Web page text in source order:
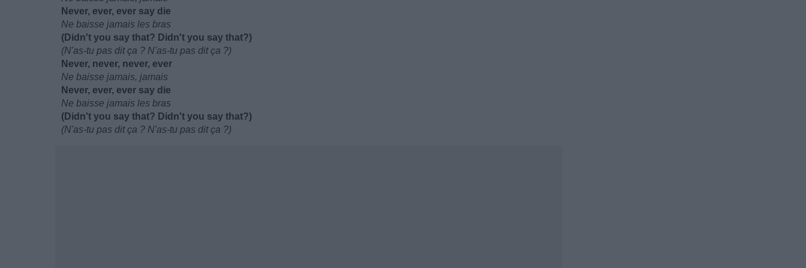
Never, ever, ever say die
Ne baisse jamais les bras
(Didn't you say that? Didn't you say that?)
(N'as-tu pas dit ça ? N'as-tu pas dit ça ?)
Never, never, never, ever
Ne baisse jamais, jamais
Never, ever, ever say die
Ne baisse jamais les bras
(Didn't you say that? Didn't you say that?)
(N'as-tu pas dit ça ? N'as-tu pas dit ça ?)